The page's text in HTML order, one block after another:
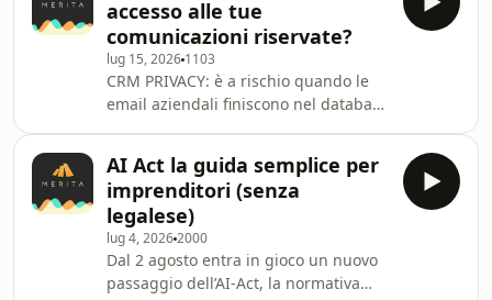
fidarsi. In questa puntata di
@meritabiz parliamo di consulenza
finanziaria indipendente con Andrea
Ballantini e Antonio Falanga di
@FinanzaSempliceSCF. Partiamo da
una domanda molto concreta: che
cosa fa davvero un consul
accesso alle tue
comunicazioni riservate?
lug 15, 2026 1103
CRM PRIVACY: è a rischio quando le
email aziendali finiscono nel database
riservati siano visibili. Molte aziende
attivano la sincronizzazione
automatica delle email (CRM Email
Sync) senza considerare le
implocazione sulla sicurezza dati del
CRM.Questo video analizza cosa
AI Act la guida semplice per
imprenditori (senza
legalese)
lug 4, 20262000
Dal 2 agosto entra in gioco un nuovo
passaggio dell’AI-Act, la normativa